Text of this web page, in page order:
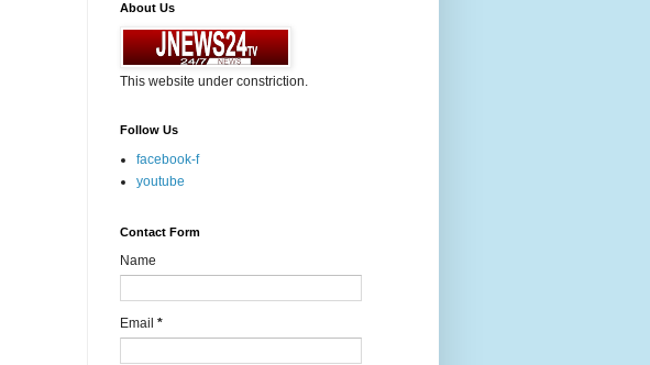
About Us
This website under constriction.
Follow Us
facebook-f
youtube
Contact Form
Name
Email *